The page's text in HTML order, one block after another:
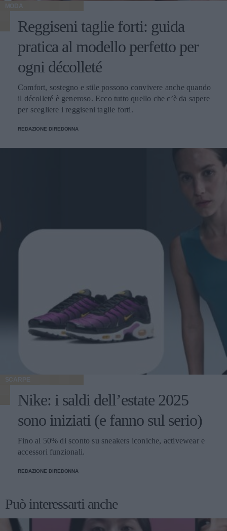
MODA
Reggiseni taglie forti: guida
pratica al modello perfetto per
ogni décolleté
Comfort, sostegno e stile possono convivere anche quando
il décolleté è generoso. Ecco tutto quello che c’è da sapere
per scegliere i reggiseni taglie forti.
REDAZIONE DIREDONNA
SCARPE
Nike: i saldi dell’estate 2025
sono iniziati (e fanno sul serio)
Fino al 50% di sconto su sneakers iconiche, activewear e
accessori funzionali.
REDAZIONE DIREDONNA
Può interessarti anche